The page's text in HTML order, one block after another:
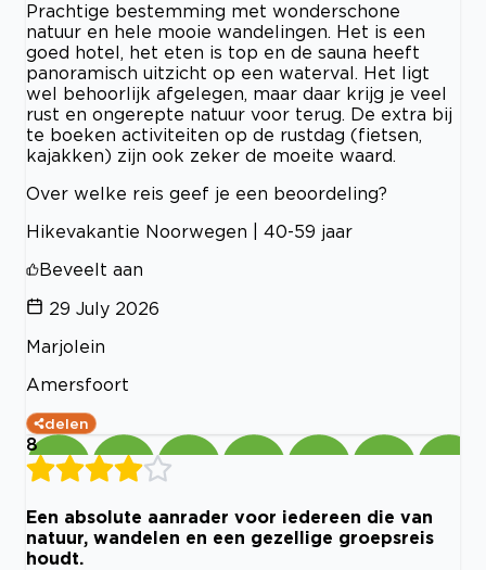
Prachtige bestemming met wonderschone
natuur en hele mooie wandelingen. Het is een
goed hotel, het eten is top en de sauna heeft
panoramisch uitzicht op een waterval. Het ligt
wel behoorlijk afgelegen, maar daar krijg je veel
rust en ongerepte natuur voor terug. De extra bij
te boeken activiteiten op de rustdag (fietsen,
kajakken) zijn ook zeker de moeite waard.
Over welke reis geef je een beoordeling?
Hikevakantie Noorwegen | 40-59 jaar
Beveelt aan
29 July 2026
Marjolein
Amersfoort
delen
8
Een absolute aanrader voor iedereen die van
natuur, wandelen en een gezellige groepsreis
houdt.